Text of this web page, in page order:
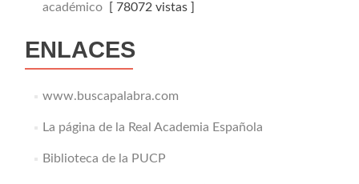
académico[ 78072 vistas ]
ENLACES
www.buscapalabra.com
La página de la Real Academia Española
Biblioteca de la PUCP